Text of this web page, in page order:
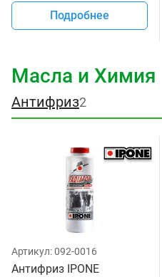
Подробнее
Масла и Химия
Антифриз2
Артикул:092-0016
Антифриз IPONE